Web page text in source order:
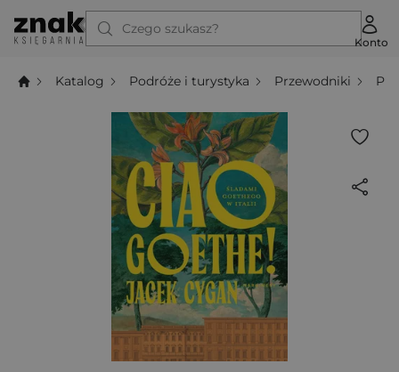
Czego szukasz?
Konto
Katalog Podróże i turystyka Przewodniki